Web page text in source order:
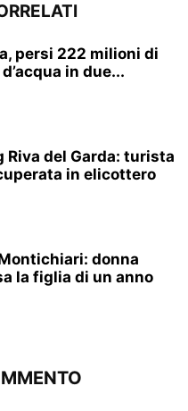
persi 222 milioni di
in due...
Riva del Garda: turista
in elicottero
donna
la figlia di un anno